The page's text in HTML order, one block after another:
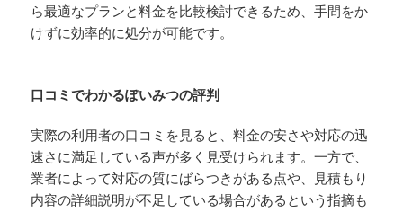
ら最適なプランと料金を比較検討できるため、手間をか
けずに効率的に処分が可能です。
口コミでわかるぽいみつの評判
実際の利用者の口コミを見ると、料金の安さや対応の迅
速さに満足している声が多く見受けられます。一方で、
業者によって対応の質にばらつきがある点や、見積もり
内容の詳細説明が不足している場合があるという指摘も